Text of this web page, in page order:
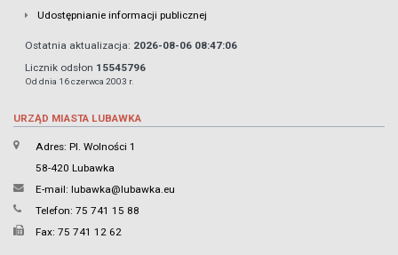
Udostępnianie informacji publicznej
Ostatnia aktualizacja: 2026-08-06 08:47:06
Licznik odsłon 15545796
Od dnia 16 czerwca 2003 r.
URZĄD MIASTA LUBAWKA
Adres: Pl. Wolności 1
58-420 Lubawka
E-mail: lubawka@lubawka.eu
Telefon: 75 741 15 88
Fax: 75 741 12 62